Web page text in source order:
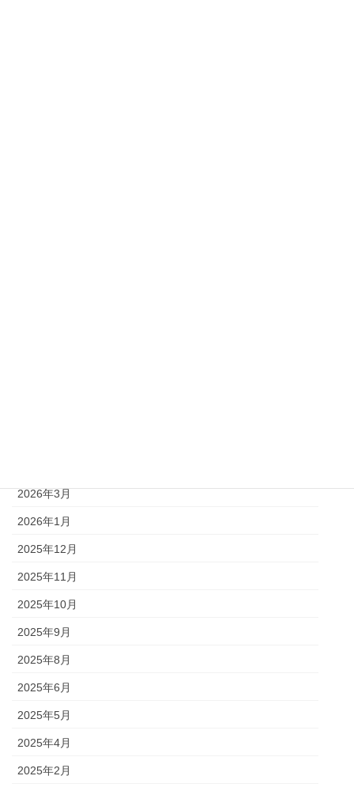
2026年3月
2026年1月
2025年12月
2025年11月
2025年10月
2025年9月
2025年8月
2025年6月
2025年5月
2025年4月
2025年2月